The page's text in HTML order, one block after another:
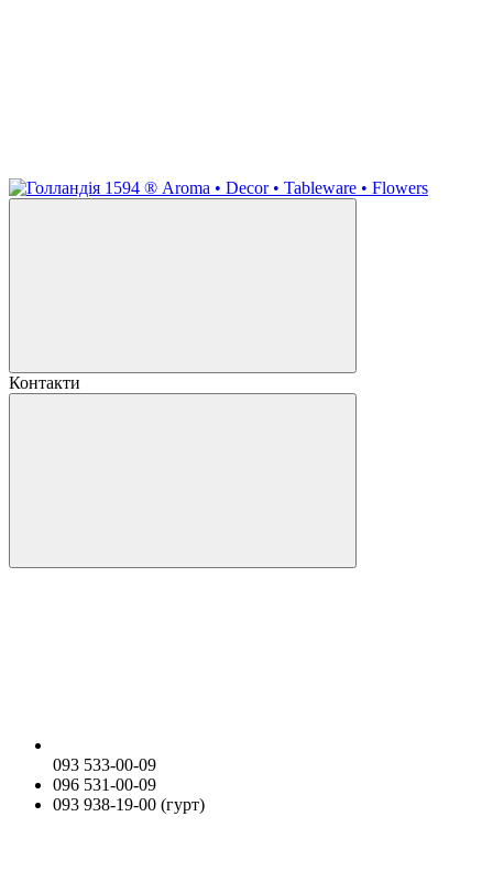
Контакти
093 533-00-09
096 531-00-09
093 938-19-00 (гурт)